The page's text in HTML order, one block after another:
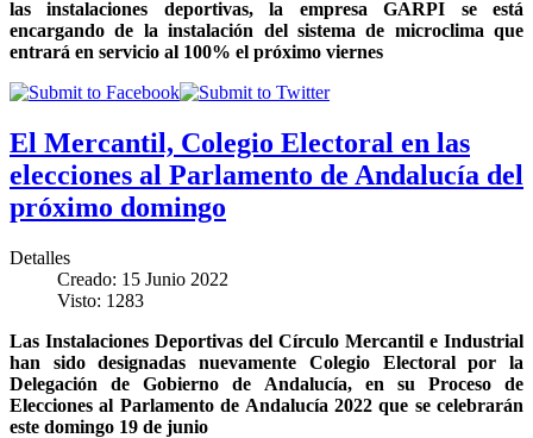
las instalaciones deportivas, la empresa GARPI se está
encargando de la instalación del sistema de microclima que
entrará en servicio al 100% el próximo viernes
El Mercantil, Colegio Electoral en las
elecciones al Parlamento de Andalucía del
próximo domingo
Detalles
Creado: 15 Junio 2022
Visto: 1283
Las Instalaciones Deportivas del Círculo Mercantil e Industrial
han sido designadas nuevamente Colegio Electoral por la
Delegación de Gobierno de Andalucía, en su Proceso de
Elecciones al Parlamento de Andalucía 2022 que se celebrarán
este domingo 19 de junio